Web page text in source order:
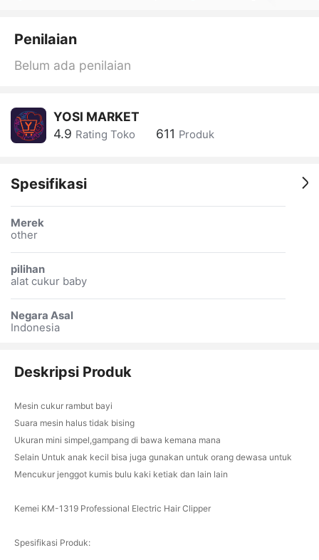
Penilaian
Belum ada penilaian
YOSI MARKET
4.9 Rating Toko 611 Produk
Spesifikasi
Merek
other
pilihan
alat cukur baby
Negara Asal
Indonesia
Deskripsi Produk
Mesin cukur rambut bayi
Suara mesin halus tidak bising
Ukuran mini simpel,gampang di bawa kemana mana
Selain Untuk anak kecil bisa juga gunakan untuk orang dewasa untuk
Mencukur jenggot kumis bulu kaki ketiak dan lain lain
Kemei KM-1319 Professional Electric Hair Clipper
Spesifikasi Produk: